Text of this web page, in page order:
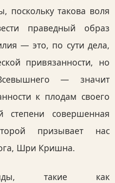
поскольку такова воля
праведный образ
— это, по сути дела,
привязанности, но
— значит
к плодам своего
совершенная
призывает нас
Шри Кришна.
такие как